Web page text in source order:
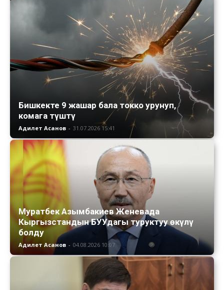
Бишкекте 9 жашар бала токко урунуп,
комага түштү
Адилет Асанов - 31.07.2026 15:41
Муратбек Азымбакиев Женевада
Кыргызстандын БУУдагы туруктуу өкүлү
болду
Адилет Асанов - 04.08.2026 10:07